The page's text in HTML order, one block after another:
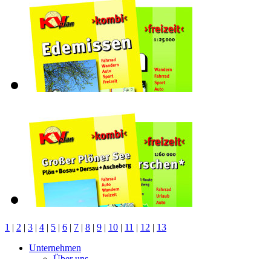
1 | 2 | 3 | 4 | 5 | 6 | 7 | 8 | 9 | 10 | 11 | 12 | 13
Unternehmen